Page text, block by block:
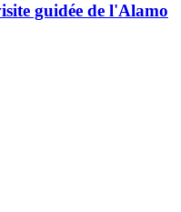
guidée de l'Alamo